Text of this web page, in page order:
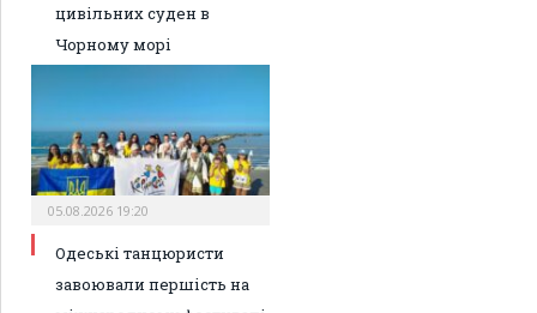
цивільних суден в
Чорному морі
05.08.2026 19:20
Одеські танцюристи
завоювали першість на